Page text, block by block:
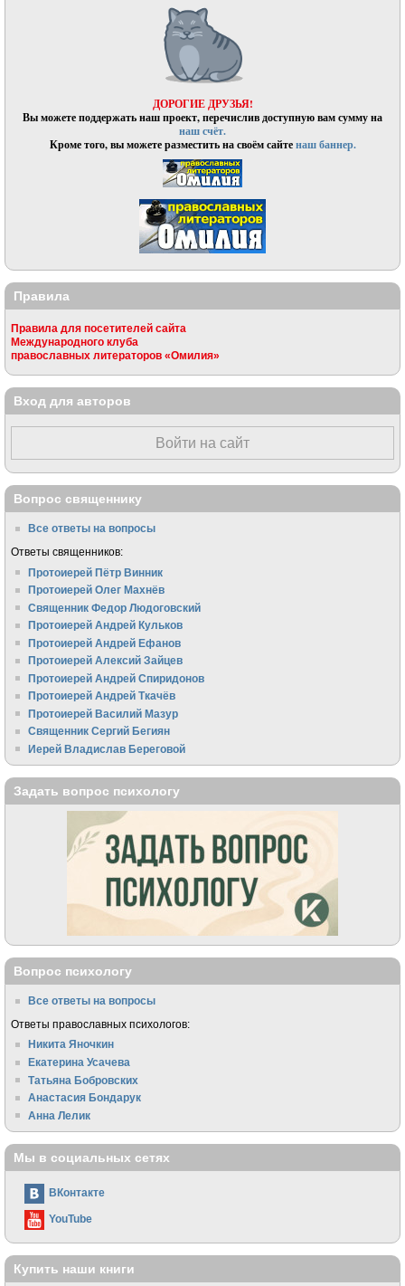
ДОРОГИЕ ДРУЗЬЯ!
Вы можете поддержать наш проект, перечислив доступную вам сумму на
наш счёт.
Кроме того, вы можете разместить на своём сайтенаш баннер.
Правила
Правила для посетителей сайта
Международного клуба
православных литераторов «Омилия»
Вход для авторов
Войти на сайт
Вопрос священнику
Все ответы на вопросы
Ответы священников:
Протоиерей Пётр Винник
Протоиерей Олег Махнёв
Священник Федор Людоговский
Протоиерей Андрей Кульков
Протоиерей Андрей Ефанов
Протоиерей Алексий Зайцев
Протоиерей Андрей Спиридонов
Протоиерей Андрей Ткачёв
Протоиерей Василий Мазур
Священник Сергий Бегиян
Иерей Владислав Береговой
Задать вопрос психологу
Вопрос психологу
Все ответы на вопросы
Ответы православных психологов:
Никита Яночкин
Екатерина Усачева
Татьяна Бобровских
Анастасия Бондарук
Анна Лелик
Мы в социальных сетях
ВКонтакте
YouTube
Купить наши книги